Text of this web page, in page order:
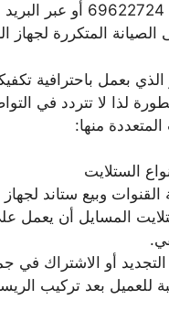
تواصل معنا عبر
المتكررة لجهاز
الذي بعمل باحترافية
منها:
الستلايت
وبيع ستاند
المسايل أن يعمل
التجديد أو الاشتراك
للعميل بعد تركيب